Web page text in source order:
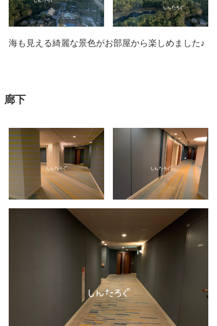
海も見える綺麗な景色がお部屋から楽しめました♪
廊下